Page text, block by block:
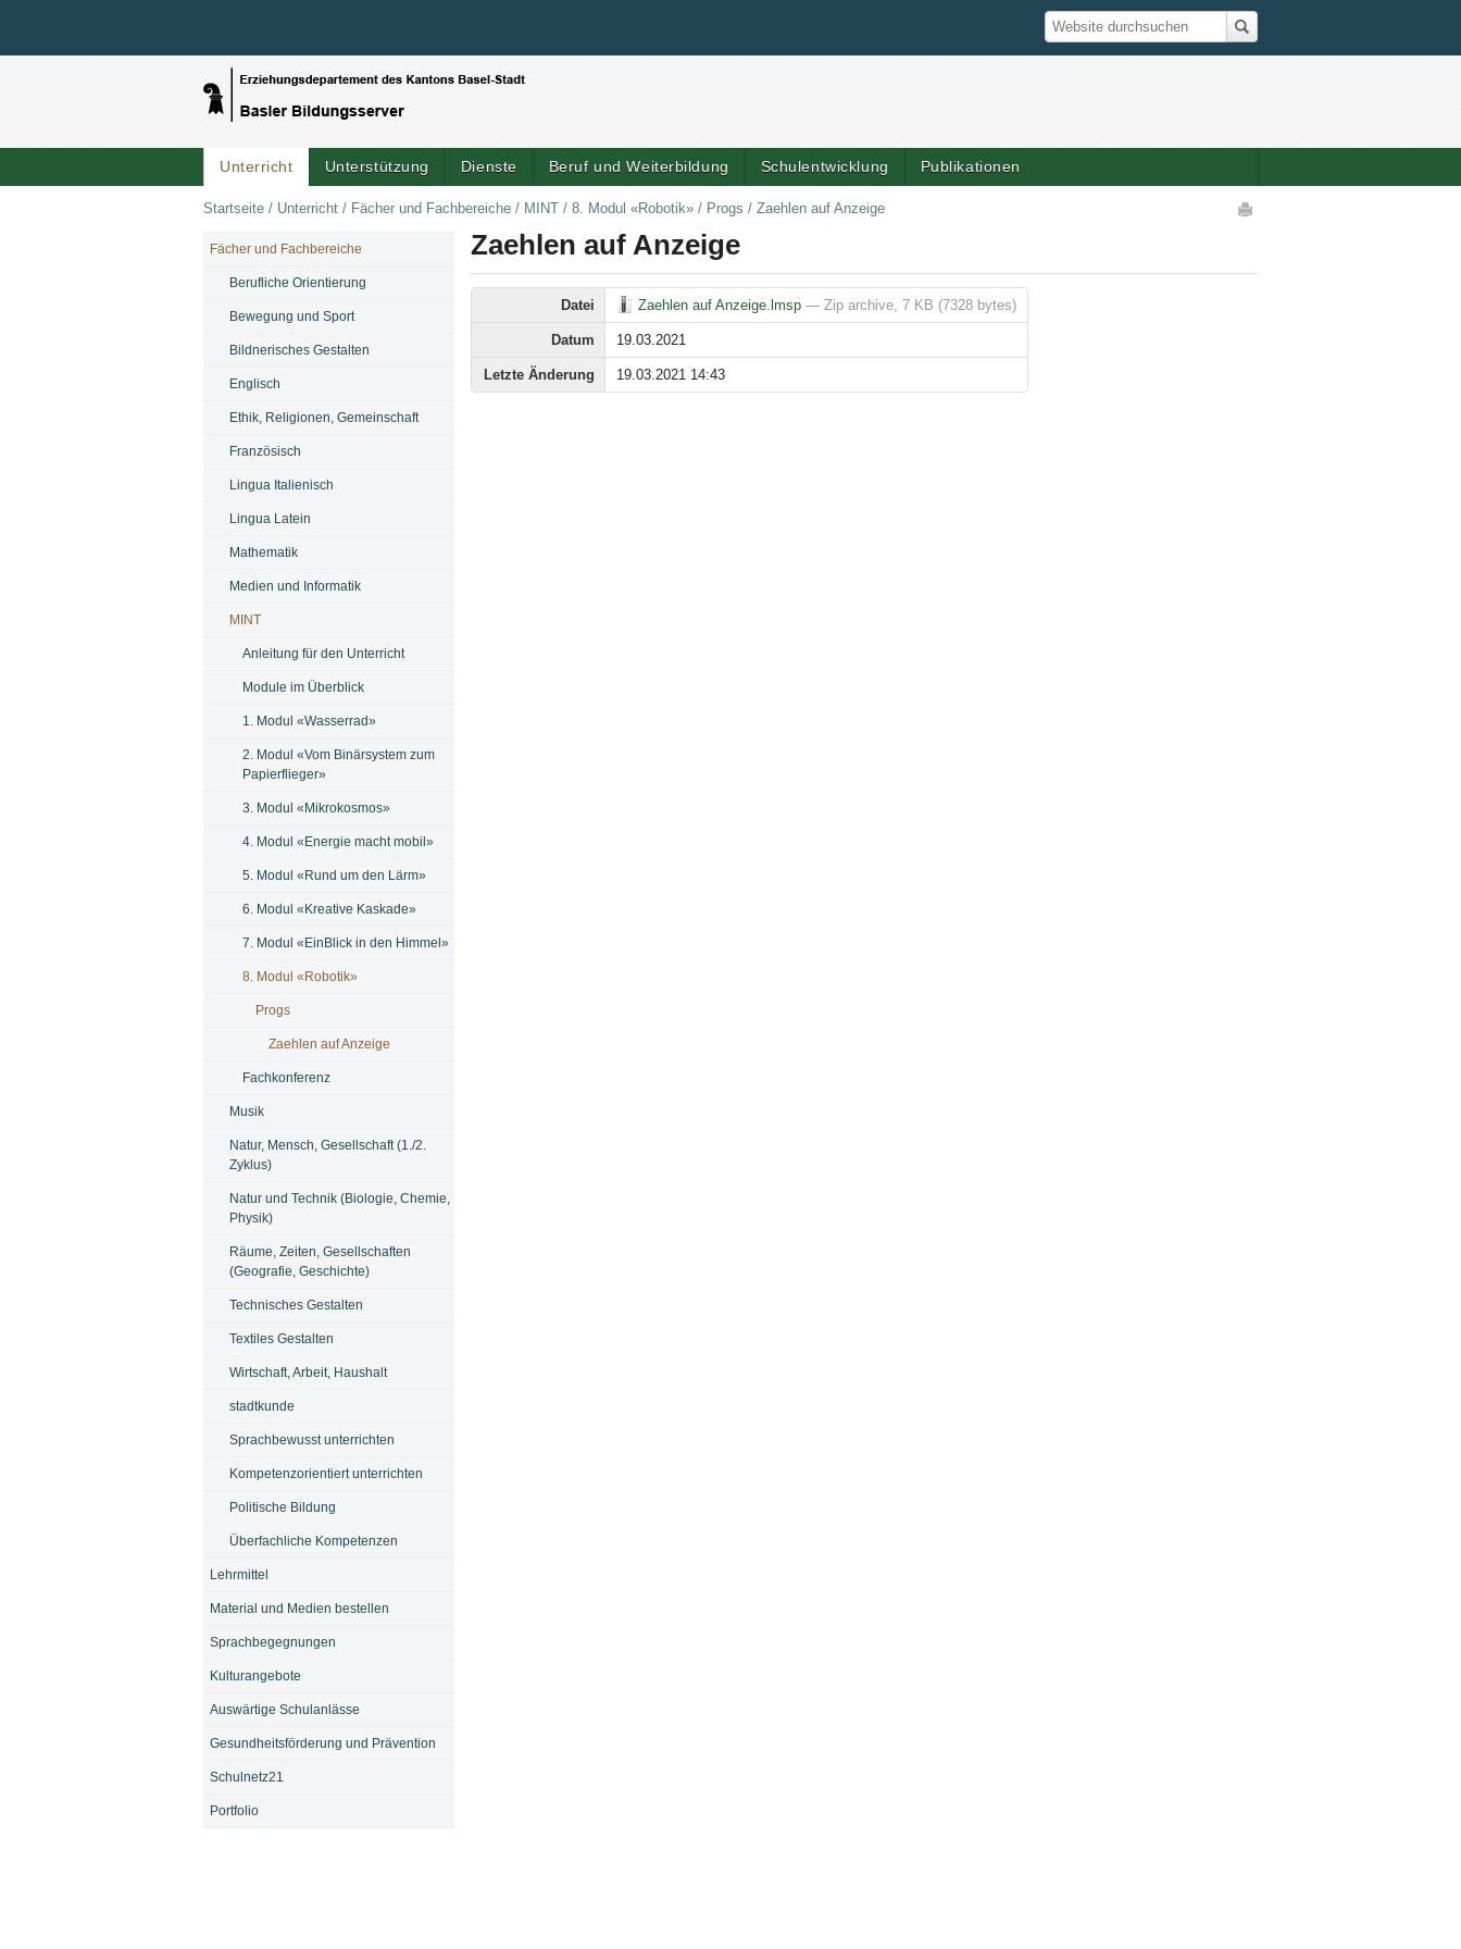
Suche
Website durchsuchen
Unterricht Unterstützung Dienste Beruf und Weiterbildung Schulentwicklung Publikationen
Startseite / Unterricht / Fächer und Fachbereiche / MINT / 8. Modul «Robotik» / Progs / Zaehlen auf Anzeige
Zaehlen auf Anzeige
Datei Zaehlen auf Anzeige.lmsp — Zip archive, 7 KB (7328 bytes)
Datum 19.03.2021
Letzte Änderung 19.03.2021 14:43
NAVIGATION
Fächer und Fachbereiche
Berufliche Orientierung
Bewegung und Sport
Bildnerisches Gestalten
Englisch
Ethik, Religionen, Gemeinschaft
Französisch
Lingua Italienisch
Lingua Latein
Mathematik
Medien und Informatik
MINT
Anleitung für den Unterricht
Module im Überblick
1. Modul «Wasserrad»
2. Modul «Vom Binärsystem zum
Papierflieger»
3. Modul «Mikrokosmos»
4. Modul «Energie macht mobil»
5. Modul «Rund um den Lärm»
6. Modul «Kreative Kaskade»
7. Modul «EinBlick in den Himmel»
8. Modul «Robotik»
Progs
Zaehlen auf Anzeige
Fachkonferenz
Musik
Natur, Mensch, Gesellschaft (1./2.
Zyklus)
Natur und Technik (Biologie, Chemie,
Physik)
Räume, Zeiten, Gesellschaften
(Geografie, Geschichte)
Technisches Gestalten
Textiles Gestalten
Wirtschaft, Arbeit, Haushalt
stadtkunde
Sprachbewusst unterrichten
Kompetenzorientiert unterrichten
Politische Bildung
Überfachliche Kompetenzen
Lehrmittel
Material und Medien bestellen
Sprachbegegnungen
Kulturangebote
Auswärtige Schulanlässe
Gesundheitsförderung und Prävention
Schulnetz21
Portfolio